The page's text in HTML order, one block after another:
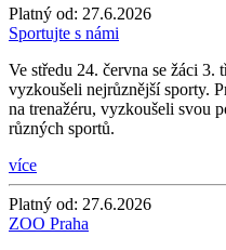
Platný od: 27.6.2026
Sportujte s námi
Ve středu 24. června se žáci
vyzkoušeli nejrůznější sporty.
na trenažéru, vyzkoušeli svou
různých sportů.
více
Platný od: 27.6.2026
ZOO Praha